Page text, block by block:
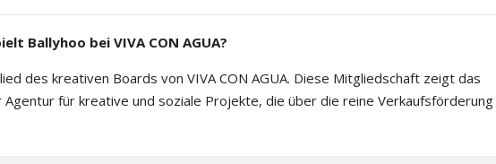
Ballyhoo bei VIVA CON AGUA?
des kreativen Boards von VIVA CON AGUA. Diese Mitgliedschaft zeigt das
Agentur für kreative und soziale Projekte, die über die reine Verkaufsförderung